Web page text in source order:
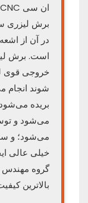
ان سی CNC چیست؟
در آن از
است. برش
خروجی قوی
شوند
بریده
می‌شود و
می‌شود؛ و
خیلی عالی
بالاترین